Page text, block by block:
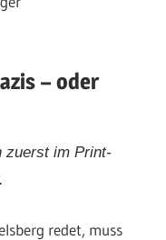
– oder
zuerst im Print-
redet, muss